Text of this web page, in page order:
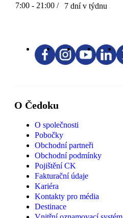
7:00 - 21:00 / 7 dní v týdnu
O Čedoku
O společnosti
Pobočky
Obchodní partneři
Obchodní podmínky
Pojištění CK
Fakturační údaje
Kariéra
Kontakty pro média
Destinace